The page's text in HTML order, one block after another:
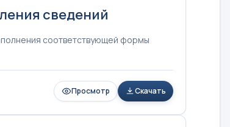
сведений
соответствующей формы
Просмотр Скачать